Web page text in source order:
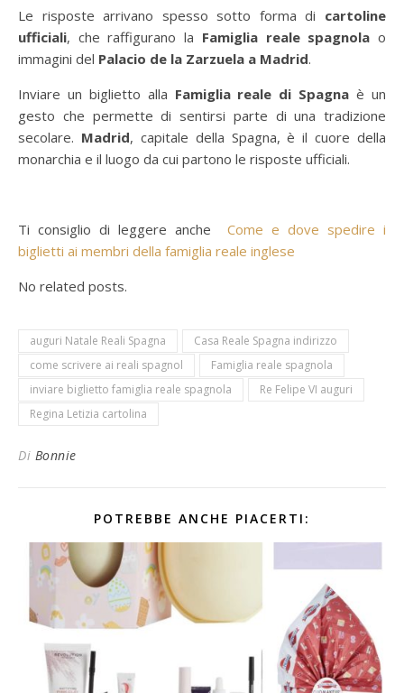
Le risposte arrivano spesso sotto forma di cartoline
ufficiali, che raffigurano la Famiglia reale spagnola o
immagini del Palacio de la Zarzuela a Madrid.
Inviare un biglietto alla Famiglia reale di Spagna è un
gesto che permette di sentirsi parte di una tradizione
secolare. Madrid, capitale della Spagna, è il cuore della
monarchia e il luogo da cui partono le risposte ufficiali.
Ti consiglio di leggere anche Come e dove spedire i
biglietti ai membri della famiglia reale inglese
No related posts.
auguri Natale Reali Spagna
Casa Reale Spagna indirizzo
come scrivere ai reali spagnol
Famiglia reale spagnola
inviare biglietto famiglia reale spagnola
Re Felipe VI auguri
Regina Letizia cartolina
Di Bonnie
POTREBBE ANCHE PIACERTI: